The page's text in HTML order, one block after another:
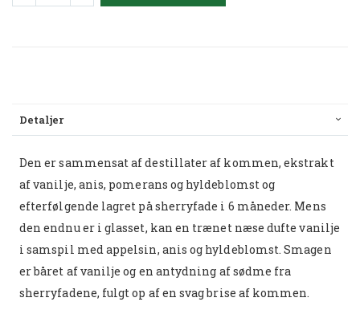
Detaljer
Den er sammensat af destillater af kommen, ekstrakt
af vanilje, anis, pomerans og hyldeblomst og
efterfølgende lagret på sherryfade i 6 måneder. Mens
den endnu er i glasset, kan en trænet næse dufte vanilje
i samspil med appelsin, anis og hyldeblomst. Smagen
er båret af vanilje og en antydning af sødme fra
sherryfadene, fulgt op af en svag brise af kommen.